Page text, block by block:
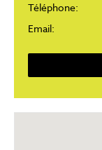
Téléphone:
Email: